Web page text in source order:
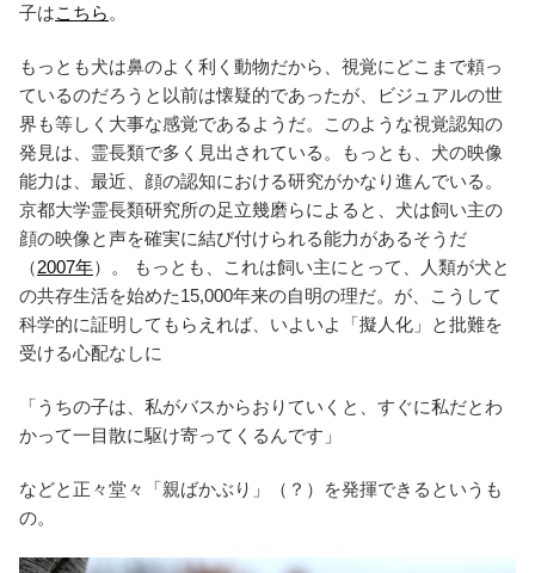
子はこちら 。
もっとも犬は鼻のよく利く動物だから、視覚にどこまで頼っ
ているのだろうと以前は懐疑的であったが、ビジュアルの世
界も等しく大事な感覚であるようだ。このような視覚認知の
発見は、霊長類で多く見出されている。もっとも、犬の映像
能力は、最近、顔の認知における研究がかなり進んでいる。
京都大学霊長類研究所の足立幾磨らによると、犬は飼い主の
顔の映像と声を確実に結び付けられる能力があるそうだ
（2007年）。 もっとも、これは飼い主にとって、人類が犬と
の共存生活を始めた15,000年来の自明の理だ。が、こうして
科学的に証明してもらえれば、いよいよ「擬人化」と批難を
受ける心配なしに
「うちの子は、私がバスからおりていくと、すぐに私だとわ
かって一目散に駆け寄ってくるんです」
などと正々堂々「親ばかぶり」（？）を発揮できるというも
の。